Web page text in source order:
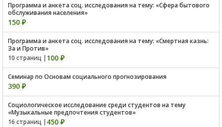
Программа и анкета соц. исследования на тему: «Сфера бытового
обслуживания населения»
150 ₽
Программа и анкета соц. исследования на тему: «Смертная казнь:
За и Против»
10 страниц | 100 ₽
Семинар по Основам социального прогнозирования
390 ₽
Социологическое исследование среди студентов на тему
«Музыкальные предпочтения студентов»
16 страниц | 450 ₽